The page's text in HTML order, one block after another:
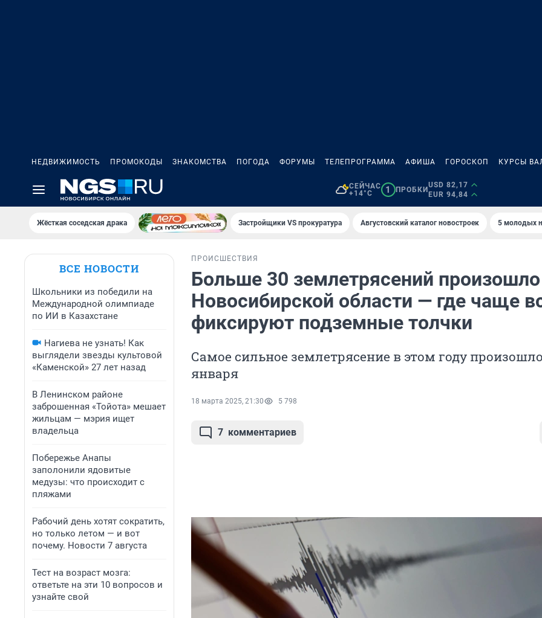
НЕДВИЖИМОСТЬ ПРОМОКОДЫ ЗНАКОМСТВА ПОГОДА ФОРУМЫ ТЕЛЕПРОГРАММА АФИША ГОРОСКОП КУРСЫ
СЕЙЧАС
+14°C
1 ПРОБКИ
USD 82,17
EUR 94,84
Жёсткая соседская драка Застройщики VS прокуратура Августовский каталог новостроек 5 молодых
ВСЕ НОВОСТИ
Школьники из победили на
Международной олимпиаде
по ИИ в Казахстане
Нагиева не узнать! Как
выглядели звезды культовой
«Каменской» 27 лет назад
В Ленинском районе
заброшенная «Тойота» мешает
жильцам — мэрия ищет
владельца
Побережье Анапы
заполонили ядовитые
медузы: что происходит с
пляжами
Рабочий день хотят сократить,
но только летом — и вот
почему. Новости 7 августа
Тест на возраст мозга:
ответьте на эти 10 вопросов и
узнайте свой
ПРОИСШЕСТВИЯ
Больше 30 землетрясений
Новосибирской области — где чаще
фиксируют подземные толчки
Самое сильное землетрясение в этом году
января
18 марта 2025, 21:30 5 798
7 комментариев